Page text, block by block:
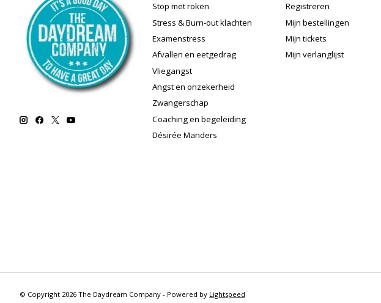
Stop met roken
Stress & Burn-out klachten
Examenstress
Afvallen en eetgedrag
Vliegangst
Angst en onzekerheid
Zwangerschap
Coaching en begeleiding
Désirée Manders
Registreren
Mijn bestellingen
Mijn tickets
Mijn verlanglijst
© Copyright 2026 The Daydream Company - Powered by Lightspeed